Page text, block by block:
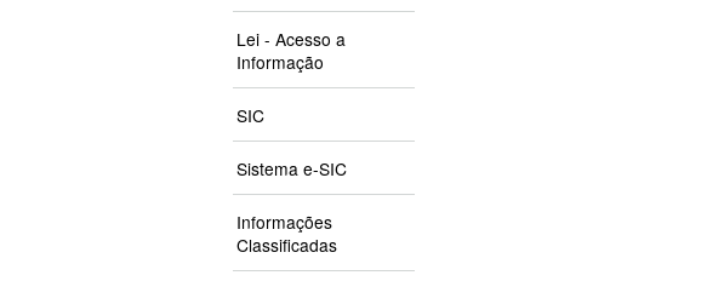
Lei - Acesso a
Informação
SIC
Sistema e-SIC
Informações
Classificadas